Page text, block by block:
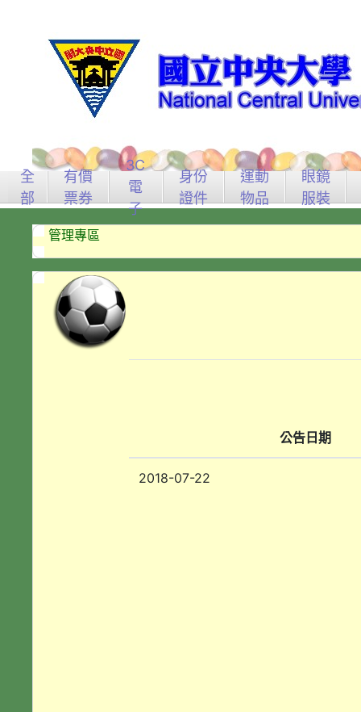
全
部
有價
票券
3C
電
子
身份
證件
運動
物品
眼鏡
服裝
管理專區
公告日期
2018-07-22